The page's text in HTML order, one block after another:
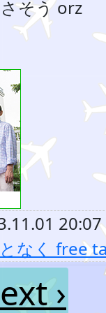
そう orz
20:07
なく free
›